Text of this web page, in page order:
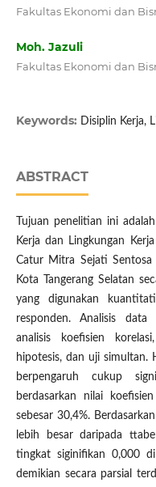
Fakultas Ekonomi dan
Moh. Jazuli
Fakultas Ekonomi dan
Keywords: Disiplin Kerja,
ABSTRACT
Tujuan penelitian ini
Kerja dan Lingkungan
Catur Mitra Sejati Sentosa
Kota Tangerang Selatan
yang digunakan
responden. Analisis data
analisis koefisien
hipotesis, dan uji simultan.
berpengaruh cukup
berdasarkan nilai
sebesar 30,4%.
lebih besar daripada
tingkat siginifikan 0,000
demikian secara parsial